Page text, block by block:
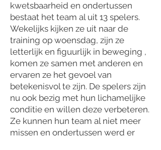
kwetsbaarheid en ondertussen
bestaat het team al uit 13 spelers.
Wekelijks kijken ze uit naar de
training op woensdag, zijn ze
letterlijk en figuurlijk in beweging ,
komen ze samen met anderen en
ervaren ze het gevoel van
betekenisvol te zijn. De spelers zijn
nu ook bezig met hun lichamelijke
conditie en willen deze verbeteren.
Ze kunnen hun team al niet meer
missen en ondertussen werd er